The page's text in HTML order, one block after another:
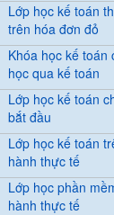
Lớp học kế toán
trên hóa đơn đỏ
Khóa học kế toán
học qua kế toán
Lớp học kế toán
bắt đầu
Lớp học kế toán
hành thực tế
Lớp học phần
hành thực tế